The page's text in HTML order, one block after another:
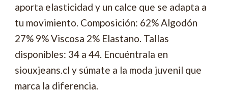
aporta elasticidad y un calce que se adapta a
tu movimiento. Composición: 62% Algodón
27% 9% Viscosa 2% Elastano. Tallas
disponibles: 34 a 44. Encuéntrala en
siouxjeans.cl y súmate a la moda juvenil que
marca la diferencia.